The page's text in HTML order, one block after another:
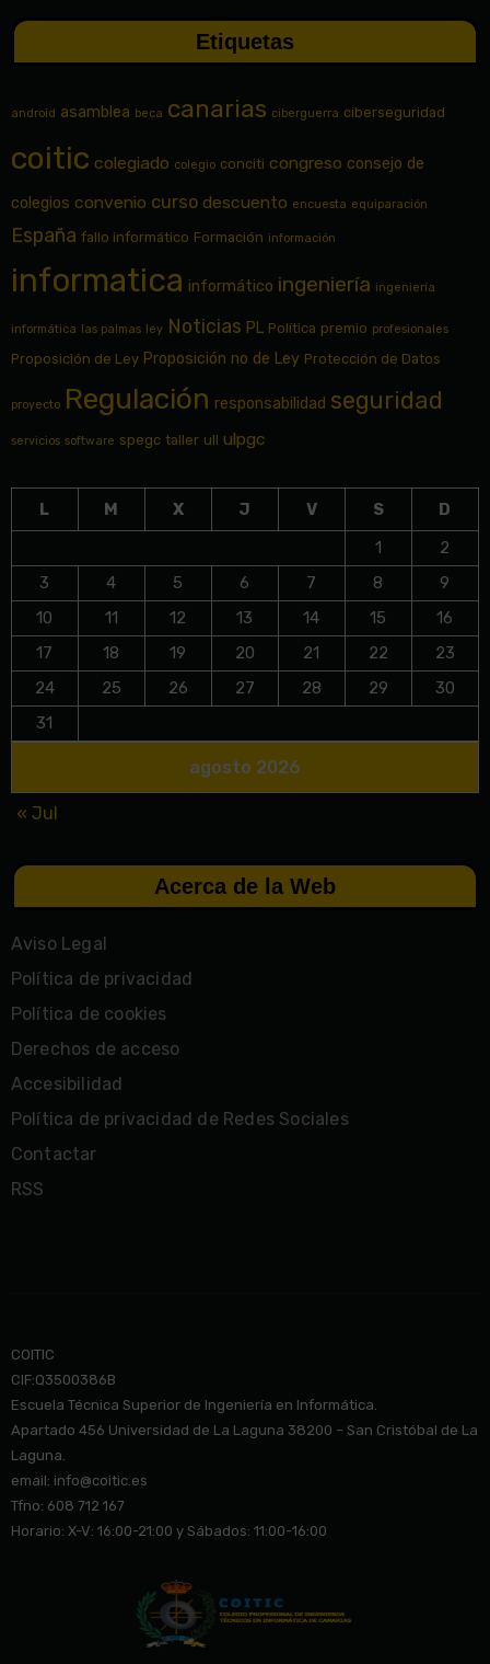
Etiquetas
android asamblea beca canarias ciberguerra ciberseguridad
coitic colegiado colegio conciti congreso consejo de
colegios convenio curso descuento encuesta equiparación
España fallo informático Formación información
informatica informático ingeniería ingeniería
informática las palmas ley Noticias PL Política premio profesionales
Proposición de Ley Proposición no de Ley Protección de Datos
proyecto Regulación responsabilidad seguridad
servicios software spegc taller ull ulpgc
agosto 2026
L M X J V S
D
1
2
3
4 5 6 7 8
9
10
11 12 13 14 15
16
17
18 19 20 21 22
23
24
25 26 27 28 29
30
31
« Jul
Acerca de la Web
Aviso Legal
Política de privacidad
Política de cookies
Derechos de acceso
Accesibilidad
Política de privacidad de Redes Sociales
Contactar
RSS
COITIC
CIF:Q3500386B
Escuela Técnica Superior de Ingeniería en Informática.
Apartado 456 Universidad de La Laguna 38200 – San Cristóbal de La
Laguna.
email: info@coitic.es
Tfno: 608 712 167
Horario: X-V: 16:00-21:00 y Sábados: 11:00-16:00